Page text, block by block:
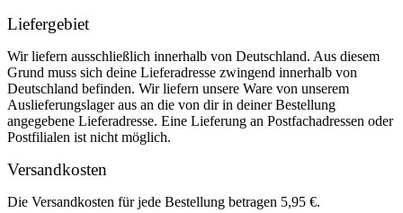
Liefergebiet
Wir liefern ausschließlich innerhalb von Deutschland. Aus diesem
Grund muss sich deine Lieferadresse zwingend innerhalb von
Deutschland befinden. Wir liefern unsere Ware von unserem
Auslieferungslager aus an die von dir in deiner Bestellung
angegebene Lieferadresse. Eine Lieferung an Postfachadressen oder
Postfilialen ist nicht möglich.
Versandkosten
Die Versandkosten für jede Bestellung betragen 5,95 €.